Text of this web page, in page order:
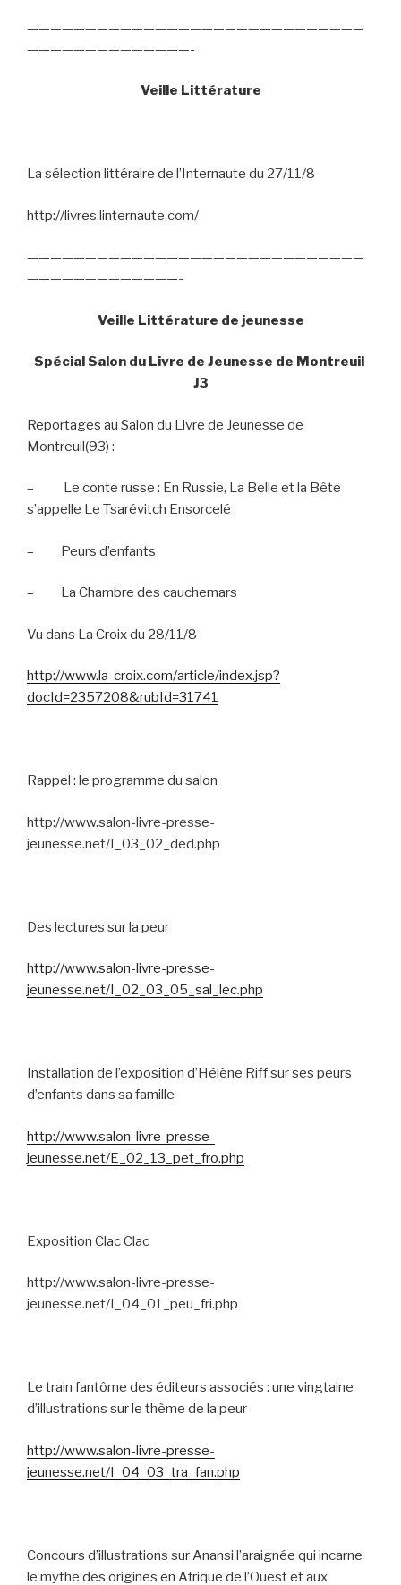
—————————————————————————————
——————————————-
Veille Littérature
La sélection littéraire de l’Internaute du 27/11/8
http://livres.linternaute.com/
—————————————————————————————
—————————————-
Veille Littérature de jeunesse
Spécial Salon du Livre de Jeunesse de Montreuil
J3
Reportages au Salon du Livre de Jeunesse de
Montreuil(93) :
–
Le conte russe : En Russie, La Belle et la Bête
s’appelle Le Tsarévitch Ensorcelé
– Peurs d’enfants
– La Chambre des cauchemars
Vu dans La Croix du 28/11/8
http://www.la-croix.com/article/index.jsp?
docId=2357208&rubId=31741
Rappel : le programme du salon
http://www.salon-livre-presse-
jeunesse.net/I_03_02_ded.php
Des lectures sur la peur
http://www.salon-livre-presse-
jeunesse.net/I_02_03_05_sal_lec.php
Installation de l’exposition d’Hélène Riff sur ses peurs
d’enfants dans sa famille
http://www.salon-livre-presse-
jeunesse.net/E_02_13_pet_fro.php
Exposition Clac Clac
http://www.salon-livre-presse-
jeunesse.net/I_04_01_peu_fri.php
Le train fantôme des éditeurs associés : une vingtaine
d’illustrations sur le thème de la peur
http://www.salon-livre-presse-
jeunesse.net/I_04_03_tra_fan.php
Concours d’illustrations sur Anansi l’araignée qui incarne
le mythe des origines en Afrique de l’Ouest et aux